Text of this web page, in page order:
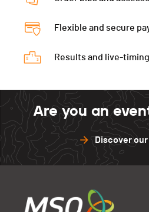
Flexible and secure
Results and live-
Are you an
Discover